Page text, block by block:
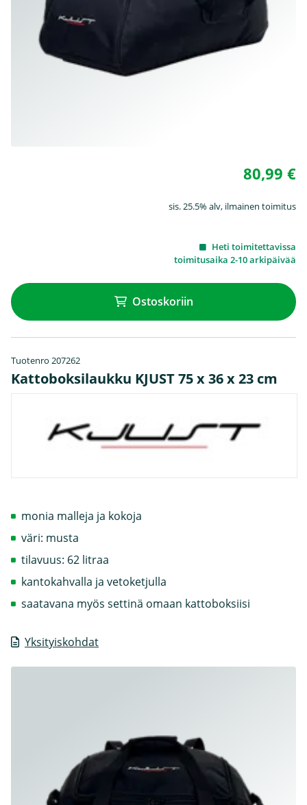
80,99 €
sis. 25.5% alv, ilmainen toimitus
Heti toimitettavissa
toimitusaika 2-10 arkipäivää
Ostoskoriin
Tuotenro 207262
Kattoboksilaukku KJUST 75 x 36 x 23 cm
Yksityiskohdat
monia malleja ja kokoja
väri: musta
tilavuus: 62 litraa
kantokahvalla ja vetoketjulla
saatavana myös settinä omaan kattoboksiisi